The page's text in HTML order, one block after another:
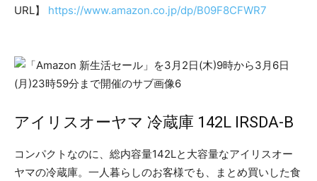
URL】 https://www.amazon.co.jp/dp/B09F8CFWR7
アイリスオーヤマ 冷蔵庫 142L IRSDA-B
コンパクトなのに、総内容量142Lと大容量なアイリスオー
ヤマの冷蔵庫。一人暮らしのお客様でも、まとめ買いした食